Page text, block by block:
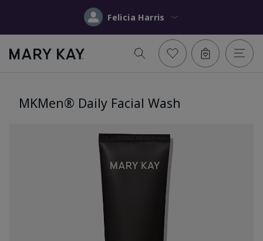
Felicia Harris
MKMen® Daily Facial Wash